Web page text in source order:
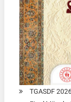
TGASDF